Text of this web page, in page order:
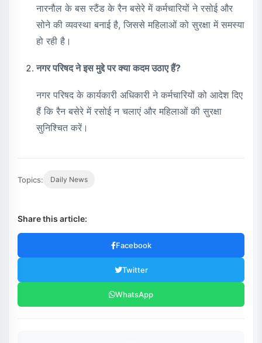
नारनौल के बस स्टैंड के रैन बसेरे में कर्मचारियों ने रसोई और
सोने की व्यवस्था बनाई है, जिससे महिलाओं को सुरक्षा में समस्या
हो रही है।
नगर परिषद ने इस मुद्दे पर क्या कदम उठाए हैं?
नगर परिषद के कार्यकारी अधिकारी ने कर्मचारियों को आदेश दिए
हैं कि रैन बसेरे में रसोई न चलाएं और महिलाओं की सुरक्षा
सुनिश्चित करें।
Topics: Daily News
Share this article:
Facebook
Twitter
WhatsApp